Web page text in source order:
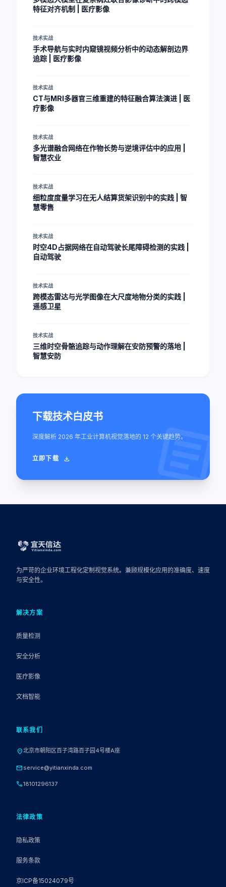
特征对齐机制 | 医疗影像
技术实战
手术导航与实时内窥镜视频分析中的动态解剖边界
追踪 | 医疗影像
技术实战
CT与MRI多器官三维重建的特征融合算法演进 | 医
疗影像
技术实战
多光谱融合网络在作物长势与逆境评估中的应用 |
智慧农业
技术实战
细粒度度量学习在无人结算货架识别中的实践 | 智
慧零售
技术实战
时空4D占据网络在自动驾驶长尾障碍检测的实践 |
自动驾驶
技术实战
跨模态雷达与光学图像在大尺度地物分类的实践 |
遥感卫星
技术实战
三维时空骨骼追踪与动作理解在安防预警的落地 |
智慧安防
下载技术白皮书
深度解析 2026 年工业计算机视觉落地的 12 个关键趋势。
立即下载 download article
为严苛的企业环境工程化定制视觉系统。兼顾规模化应用的准确度、速度
与安全性。
解决方案
质量检测
安全分析
医疗影像
文档智能
联系我们
location_on北京市朝阳区百子湾路百子园4号楼A座
mail service@yitianxinda.com
call18101296137
法律政策
隐私政策
服务条款
京ICP备15024079号